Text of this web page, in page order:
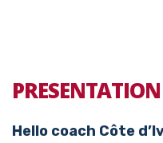
PRESENTATION
Hello coach Côte